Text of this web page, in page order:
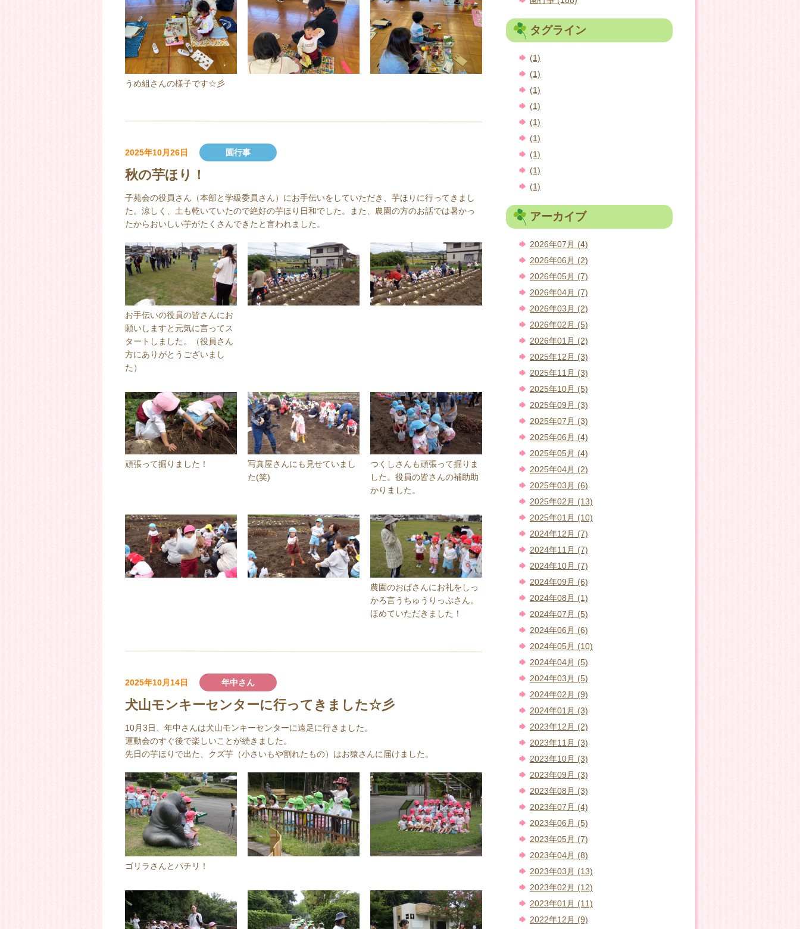
うめ組さんの様子です☆彡
2025年10月26日 園行事
秋の芋ほり！
子苑会の役員さん（本部と学級委員さん）にお手伝いをしていただき、芋ほりに行ってきまし
た。涼しく、土も乾いていたので絶好の芋ほり日和でした。また、農園の方のお話では暑かっ
たからおいしい芋がたくさんできたと言われました。
お手伝いの役員の皆さんにお
願いしますと元気に言ってス
タートしました。（役員さん
方にありがとうございまし
た）
頑張って掘りました！
写真屋さんにも見せていまし
た(笑)
つくしさんも頑張って掘りま
した。役員の皆さんの補助助
かりました。
農園のおばさんにお礼をしっ
かろ言うちゅうりっぷさん。
ほめていただきました！
2025年10月14日 年中さん
犬山モンキーセンターに行ってきました☆彡
10月3日、年中さんは犬山モンキーセンターに遠足に行きました。
運動会のすぐ後で楽しいことが続きました。
先日の芋ほりで出た、クズ芋（小さいもや割れたもの）はお猿さんに届けました。
ゴリラさんとパチリ！
タグライン
(1)
(1)
(1)
(1)
(1)
(1)
(1)
(1)
(1)
アーカイブ
2026年07月 (4)
2026年06月 (2)
2026年05月 (7)
2026年04月 (7)
2026年03月 (2)
2026年02月 (5)
2026年01月 (2)
2025年12月 (3)
2025年11月 (3)
2025年10月 (5)
2025年09月 (3)
2025年07月 (3)
2025年06月 (4)
2025年05月 (4)
2025年04月 (2)
2025年03月 (6)
2025年02月 (13)
2025年01月 (10)
2024年12月 (7)
2024年11月 (7)
2024年10月 (7)
2024年09月 (6)
2024年08月 (1)
2024年07月 (5)
2024年06月 (6)
2024年05月 (10)
2024年04月 (5)
2024年03月 (5)
2024年02月 (9)
2024年01月 (3)
2023年12月 (2)
2023年11月 (3)
2023年10月 (3)
2023年09月 (3)
2023年08月 (3)
2023年07月 (4)
2023年06月 (5)
2023年05月 (7)
2023年04月 (8)
2023年03月 (13)
2023年02月 (12)
2023年01月 (11)
2022年12月 (9)